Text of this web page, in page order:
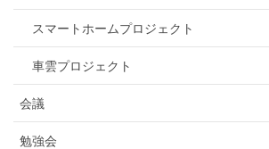
スマートホームプロジェクト
車雲プロジェクト
会議
勉強会